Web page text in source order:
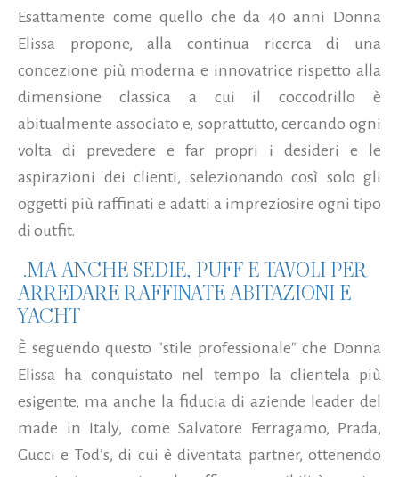
Esattamente come quello che da 40 anni Donna
Elissa propone, alla continua ricerca di una
concezione più moderna e innovatrice rispetto alla
dimensione classica a cui il coccodrillo è
abitualmente associato e, soprattutto, cercando ogni
volta di prevedere e far propri i desideri e le
aspirazioni dei clienti, selezionando così solo gli
oggetti più raffinati e adatti a impreziosire ogni tipo
di outfit.
…MA ANCHE SEDIE, PUFF E TAVOLI PER
ARREDARE RAFFINATE ABITAZIONI E
YACHT
È seguendo questo "stile professionale" che Donna
Elissa ha conquistato nel tempo la clientela più
esigente, ma anche la fiducia di aziende leader del
made in Italy, come Salvatore Ferragamo, Prada,
Gucci e Tod’s, di cui è diventata partner, ottenendo